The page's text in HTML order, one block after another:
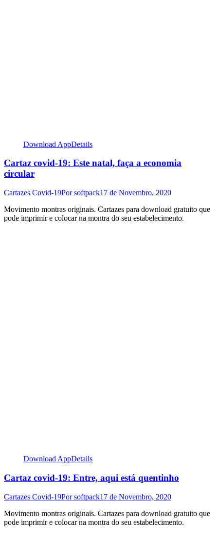
Download AppDetails
Cartaz covid-19: Este natal, faça a economia
circular
Cartazes Covid-19Porsoftpack17 de Novembro, 2020
Movimento montras originais. Cartazes para download gratuito que
pode imprimir e colocar na montra do seu estabelecimento.
Download AppDetails
Cartaz covid-19: Entre, aqui está quentinho
Cartazes Covid-19Porsoftpack17 de Novembro, 2020
Movimento montras originais. Cartazes para download gratuito que
pode imprimir e colocar na montra do seu estabelecimento.